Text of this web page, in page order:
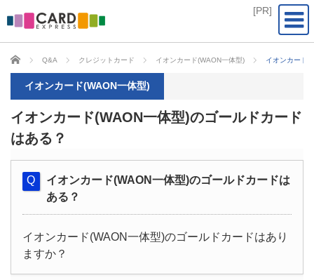
CARD EXPRESS
Q&A クレジットカード イオンカード(WAON一体型) イオンカード
イオンカード(WAON一体型)
イオンカード(WAON一体型)のゴールドカード
はある？
イオンカード(WAON一体型)のゴールドカードは
ある？
イオンカード(WAON一体型)のゴールドカードはあり
ますか？